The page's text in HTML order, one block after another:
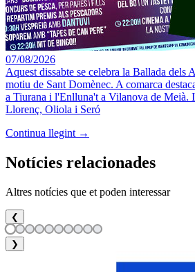
07/08/2026
Aquest dissabte se celebra la Ballada dels
motiu de Sant Domènec. A comarca
a Tiurana i l'Enlluna't a Vilanova de Meià.
Llorenç, Oliola i Seró
Continua llegint →
Notícies relacionades
Altres notícies que et poden interessar
❮
❯